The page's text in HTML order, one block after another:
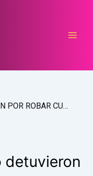
OTRA VEZ PRESO: LO DETUVIERON POR ROBAR CUBIERTAS
detuvieron